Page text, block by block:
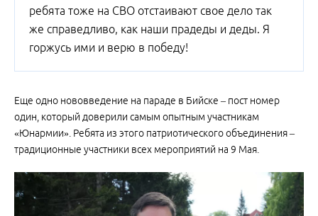
ребята тоже на СВО отстаивают свое дело так
же справедливо, как наши прадеды и деды. Я
горжусь ими и верю в победу!
Еще одно нововведение на параде в Бийске – пост номер
один, который доверили самым опытным участникам
«Юнармии». Ребята из этого патриотического объединения –
традиционные участники всех мероприятий на 9 Мая.